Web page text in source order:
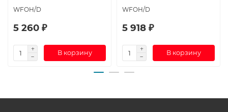
WFOH/D
5 260 ₽
В корзину
WFOH/D
5 918 ₽
В корзину